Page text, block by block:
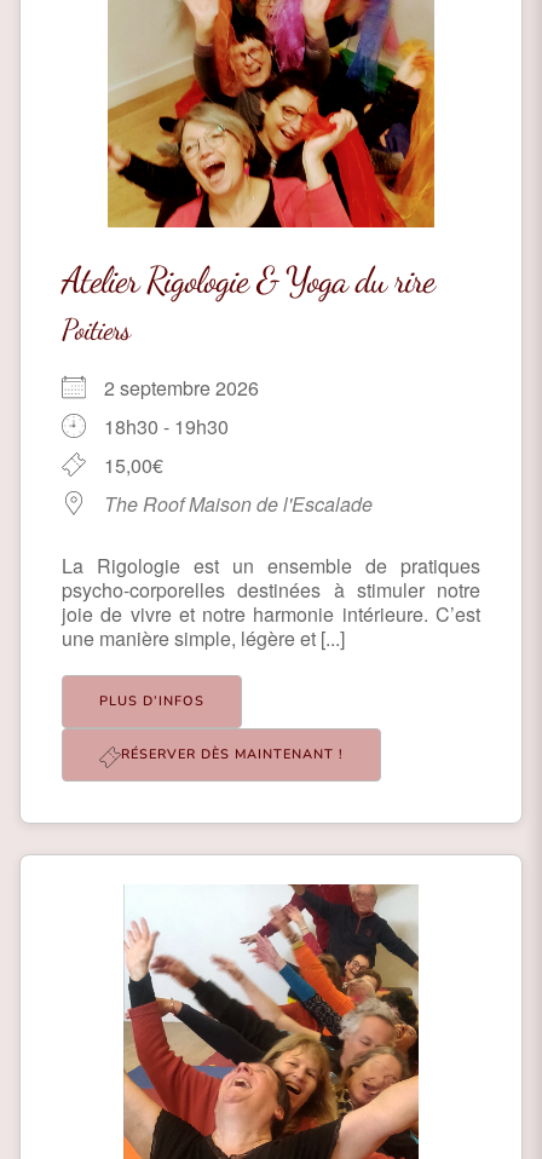
Atelier Rigologie & Yoga du rire
Poitiers
2 septembre 2026
18h30 - 19h30
15,00€
The Roof Maison de l'Escalade
La Rigologie est un ensemble de pratiques
psycho-corporelles destinées à stimuler notre
joie de vivre et notre harmonie intérieure. C’est
une manière simple, légère et [...]
PLUS D’INFOS
RÉSERVER DÈS MAINTENANT !